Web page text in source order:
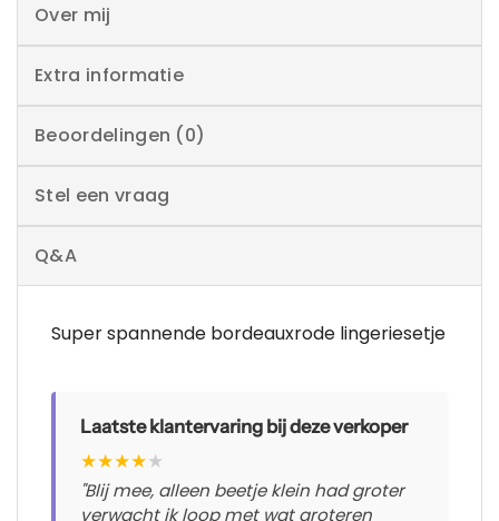
Over mij
Extra informatie
Beoordelingen (0)
Stel een vraag
Q&A
Super spannende bordeauxrode lingeriesetje
Laatste klantervaring bij deze verkoper
★★★★★
"Blij mee, alleen beetje klein had groter
verwacht ik loop met wat groteren